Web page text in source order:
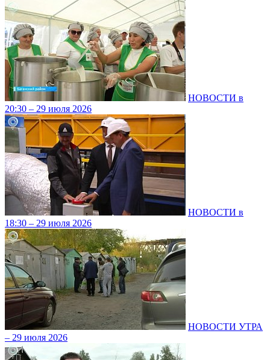
НОВОСТИ в
20:30 – 29 июля 2026
НОВОСТИ в
18:30 – 29 июля 2026
НОВОСТИ УТРА
– 29 июля 2026